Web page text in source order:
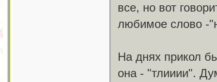
все, но вот
любимое слово -
На днях прикол
она - "тлииии".